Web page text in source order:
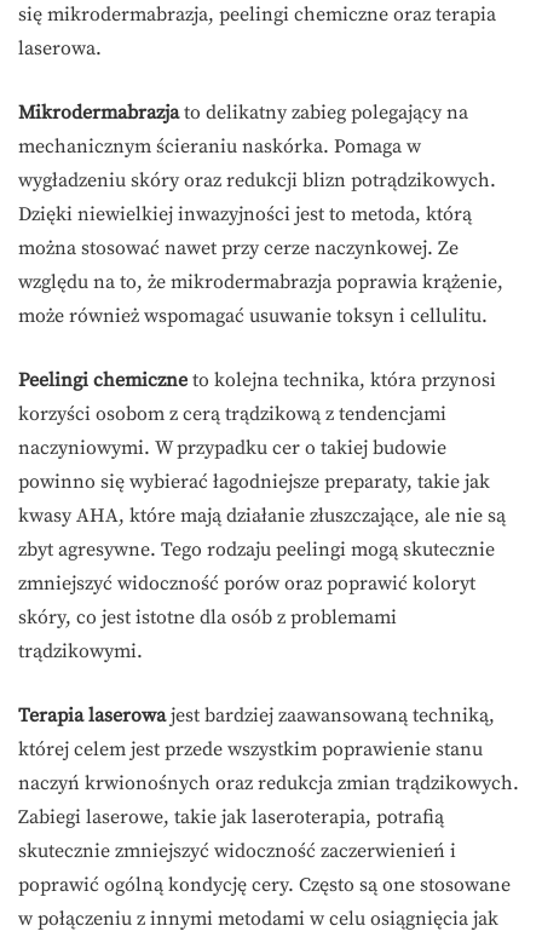
się mikrodermabrazja, peelingi chemiczne oraz terapia
laserowa.
Mikrodermabrazjato delikatny zabieg polegający na
mechanicznym ścieraniu naskórka. Pomaga w
wygładzeniu skóry oraz redukcji blizn potrądzikowych.
Dzięki niewielkiej inwazyjności jest to metoda, którą
można stosować nawet przy cerze naczynkowej. Ze
względu na to, że mikrodermabrazja poprawia krążenie,
może również wspomagać usuwanie toksyn i cellulitu.
Peelingi chemiczne to kolejna technika, która przynosi
korzyści osobom z cerą trądzikową z tendencjami
naczyniowymi. W przypadku cer o takiej budowie
powinno się wybierać łagodniejsze preparaty, takie jak
kwasy AHA, które mają działanie złuszczające, ale nie są
zbyt agresywne. Tego rodzaju peelingi mogą skutecznie
zmniejszyć widoczność porów oraz poprawić koloryt
skóry, co jest istotne dla osób z problemami
trądzikowymi.
Terapia laserowajest bardziej zaawansowaną techniką,
której celem jest przede wszystkim poprawienie stanu
naczyń krwionośnych oraz redukcja zmian trądzikowych.
Zabiegi laserowe, takie jak laseroterapia, potrafią
skutecznie zmniejszyć widoczność zaczerwienień i
poprawić ogólną kondycję cery. Często są one stosowane
w połączeniu z innymi metodami w celu osiągnięcia jak